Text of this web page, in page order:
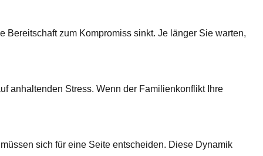
zum Kompromiss sinkt. Je länger Sie warten,
anhaltenden Stress. Wenn der Familienkonflikt Ihre
sich für eine Seite entscheiden. Diese Dynamik